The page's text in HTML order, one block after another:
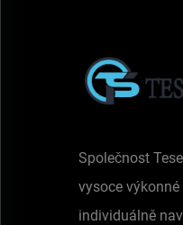
Společnost
vysoce
individuálně